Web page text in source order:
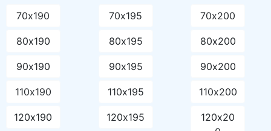
70х190 70х195 70х200
80х190 80х195 80х200
90х190 90х195 90х200
110х190 110х195 110х200
120х190 120х195
120х20